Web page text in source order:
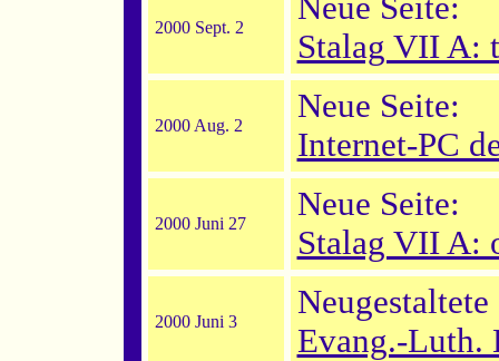
2000 Sept. 2
Neue Seite:
Stalag VII A:
2000 Aug. 2
Neue Seite:
Internet-PC
2000 Juni 27
Neue Seite:
Stalag VII A:
2000 Juni 3
Evang.-Luth.